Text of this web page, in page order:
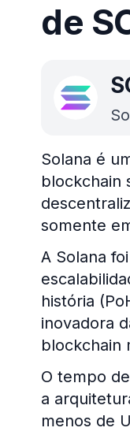
de
Solana é
blockchain
somente
A Solana
história
inovadora
blockchain
O tempo
a
menos de